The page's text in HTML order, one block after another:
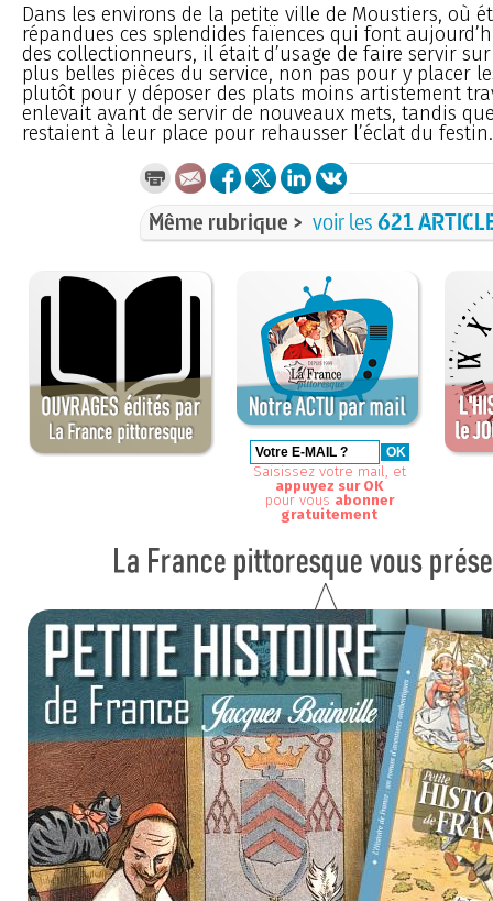
Dans les environs de la petite ville de Moustiers, où
répandues ces splendides faïences qui font
des collectionneurs, il était d’usage de faire servir
plus belles pièces du service, non pas pour y placer
plutôt pour y déposer des plats moins artistement
enlevait avant de servir de nouveaux mets, tandis
restaient à leur place pour rehausser l’éclat du festin.
Même rubrique > voir les621
Saisissez votre mail, et
appuyez sur OK
pour vous abonner
gratuitement